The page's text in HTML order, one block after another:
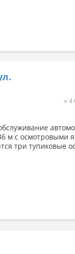
≈ 4
м с осмотровыми
три тупиковые